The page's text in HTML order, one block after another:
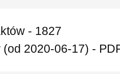
- 1827
(od 2020-06-17) -